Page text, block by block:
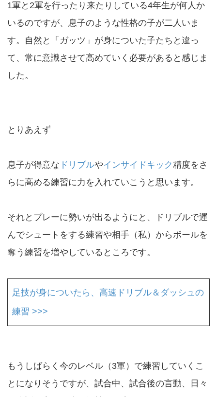
1軍と2軍を行ったり来たりしている4年生が何人か
いるのですが、息子のような性格の子が二人いま
す。自然と「ガッツ」が身についた子たちと違っ
て、常に意識させて高めていく必要があると感じま
した。
とりあえず
息子が得意な ドリブルやインサイドキック精度をさ
らに高める練習に力を入れていこうと思います。
それとプレーに勢いが出るようにと、ドリブルで運
んでシュートをする練習や相手（私）からボールを
奪う練習を増やしているところです。
足技が身についたら、高速ドリブル＆ダッシュの
練習 >>>
もうしばらく今のレベル（3軍）で練習していくこ
とになりそうですが、試合中、試合後の言動、日々